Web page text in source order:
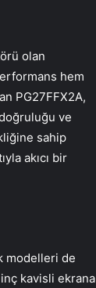
olan
hem
PG27FFX2A,
ve
sahip
akıcı bir
modelleri de
kavisli ekrana